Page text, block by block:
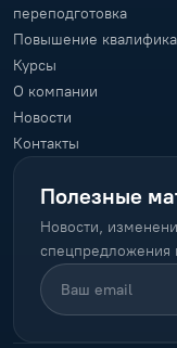
переподготовка
Повышение
Курсы
О компании
Новости
Контакты
Полезные
Новости,
спецпредложения